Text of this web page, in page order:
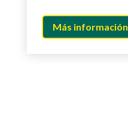
Más información